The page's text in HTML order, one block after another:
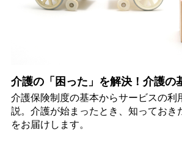
介護の「困った」を解決！介護の
介護保険制度の基本からサービスの利
説。介護が始まったとき、知っておき
をお届けします。